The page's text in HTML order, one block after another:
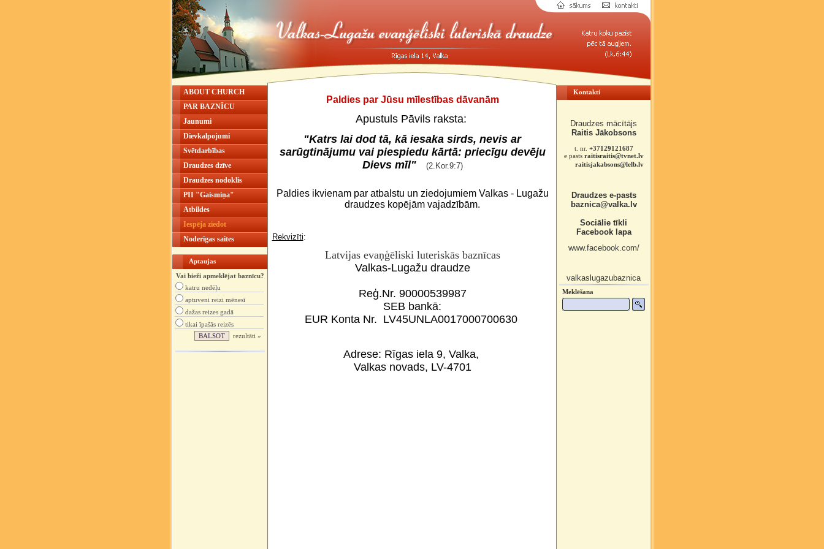
ABOUT CHURCH
PAR BAZNĪCU
Jaunumi
Dievkalpojumi
Svētdarbības
Draudzes dzīve
Draudzes nodoklis
PII "Gaismiņa"
Atbildes
Iespēja ziedot
Noderīgas saites
Aptaujas
Vai bieži apmeklējat baznīcu?
katru nedēļu
aptuveni reizi mēnesī
dažas reizes gadā
tikai īpašās reizēs
rezultāti »
Paldies par Jūsu mīlestības dāvanām
Apustuls Pāvils raksta:
"Katrs lai dod tā, kā iesaka sirds, nevis ar
sarūgtinājumu vai piespiedu kārtā: priecīgu devēju
Dievs mīl"
(2.Kor.9:7)
Paldies ikvienam par atbalstu un ziedojumiem Valkas - Lugažu
draudzes kopējām vajadzībām.
Rekvizīti:
Latvijas evaņģēliski luteriskās baznīcas
Valkas-Lugažu draudze
Reģ.Nr. 90000539987
SEB bankā:
EUR Konta Nr. LV45UNLA0017000700630
Adrese: Rīgas iela 9, Valka,
Valkas novads, LV-4701
Kontakti
Draudzes mācītājs
Raitis Jākobsons
t. nr. +37129121687
e pasts raitisraitis@tvnet.lv
raitisjakabsons@lelb.lv
Draudzes e-pasts
baznica@valka.lv
Sociālie tīkli
Facebook lapa
www.facebook.com/
valkaslugazubaznica
Meklēšana